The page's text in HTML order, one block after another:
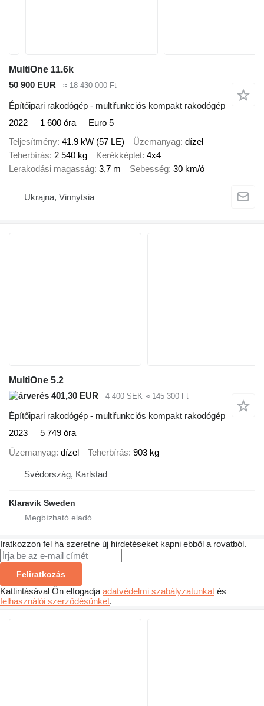
MultiOne 11.6k
50 900 EUR
≈ 18 430 000 Ft
Építőipari rakodógép - multifunkciós kompakt rakodógép
2022
1 600 óra
Euro 5
Teljesítmény 41.9 kW (57 LE) Üzemanyag dízel
Teherbírás 2 540 kg Kerékképlet 4x4
Lerakodási magasság 3,7 m Sebesség 30 km/ó
Ukrajna, Vinnytsia
MultiOne 5.2
401,30 EUR
4 400 SEK ≈ 145 300 Ft
Építőipari rakodógép - multifunkciós kompakt rakodógép
2023
5 749 óra
Üzemanyag dízel Teherbírás 903 kg
Svédország, Karlstad
Klaravik Sweden
Iratkozzon fel ha szeretne új hirdetéseket kapni ebből a rovatból.
Feliratkozás
Kattintásával Ön elfogadja adatvédelmi szabályzatunkat és
felhasználói szerződésünket.